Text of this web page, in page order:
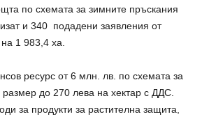
по схемата за зимните пръскания
и 340 подадени заявления от
1 983,4 ха.
ресурс от 6 млн. лв. по схемата за
до 270 лева на хектар с ДДС.
за продукти за растителна защита,